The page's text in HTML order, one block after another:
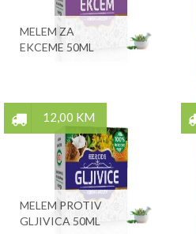
MELEM ZA
EKCEME 50ML
12,00 KM
MELEM PROTIV
GLJIVICA 50ML